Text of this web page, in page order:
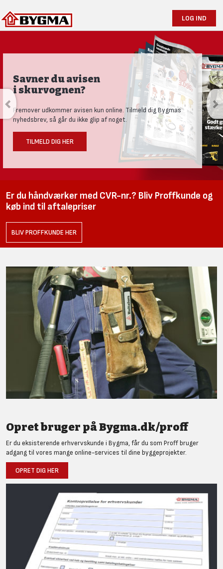
LOG IND
Savner du avisen
i skurvognen?
Fremover udkommer avisen kun online. Tilmeld dig Bygmas
nyhedsbrev, så går du ikke glip af noget.
TILMELD DIG HER
Er du håndværker med CVR-nr.? Bliv Proffkunde og
køb ind til aftalepriser
BLIV PROFFKUNDE HER
Opret bruger på Bygma.dk/proff
Er du eksisterende erhvervskunde i Bygma, får du som Proff bruger
adgang til vores mange online-services til dine byggeprojekter.
OPRET DIG HER